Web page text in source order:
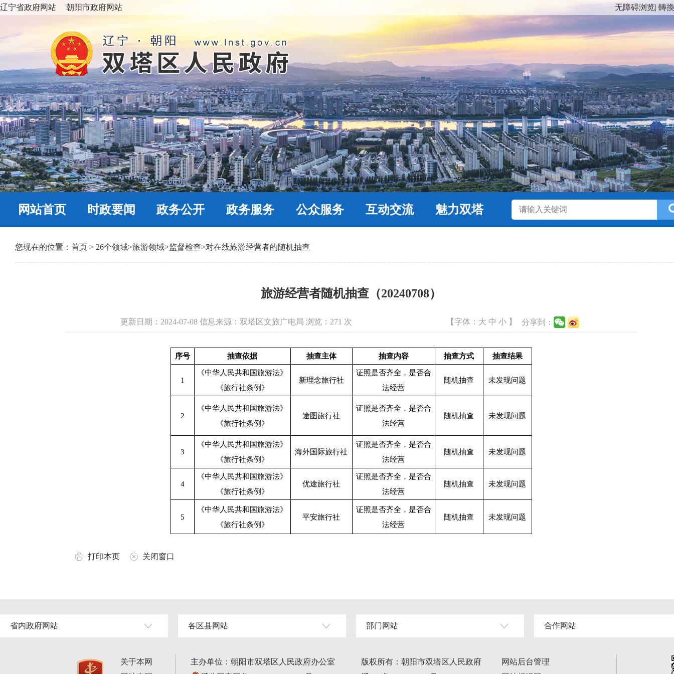
辽宁省政府网站 朝阳市政府网站 无障碍浏览| 轉
网站首页 时政要闻 政务公开 政务服务 公众服务 互动交流 魅力双塔
您现在的位置： 首页 > 26个领域>旅游领域>监督检查>对在线旅游经营者的随机抽查
旅游经营者随机抽查（20240708）
更新日期：2024-07-08 信息来源：双塔区文旅广电局 浏览： 271 次 【字体： 大 中 小 】 分享到：
序号 抽查依据 抽查主体 抽查内容 抽查方式 抽查结果
1
《中华人民共和国旅游法》
《旅行社条例》
新理念旅行社
证照是否齐全，是否合
法经营
随机抽查 未发现问题
2
《中华人民共和国旅游法》
《旅行社条例》
途图旅行社
证照是否齐全，是否合
法经营
随机抽查 未发现问题
3
《中华人民共和国旅游法》
《旅行社条例》
海外国际旅行社
证照是否齐全，是否合
法经营
随机抽查 未发现问题
4
《中华人民共和国旅游法》
《旅行社条例》
优途旅行社
证照是否齐全，是否合
法经营
随机抽查 未发现问题
5
《中华人民共和国旅游法》
《旅行社条例》
平安旅行社
证照是否齐全，是否合
法经营
随机抽查 未发现问题
打印本页 关闭窗口
省内政府网站 各区县网站 部门网站 合作网站
关于本网
主办单位：朝阳市双塔区人民政府办公室
版权所有：朝阳市双塔区人民政府
网站后台管理